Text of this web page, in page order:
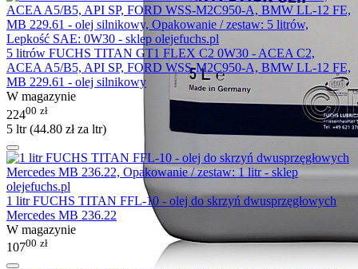
5 litrów FUCHS TITAN GT1 FLEX C2 0W30 - ACEA C2,
ACEA A5/B5, API SP, FORD WSS-M2C950-A, BMW LL-12 FE,
MB 229.61 - olej silnikowy
W magazynie
22400 zł
5 ltr (44.80 złza ltr)
1 litr FUCHS TITAN FFL-10 - olej do skrzyń dwusprzęgłowych
Mercedes MB 236.22
W magazynie
10700 zł